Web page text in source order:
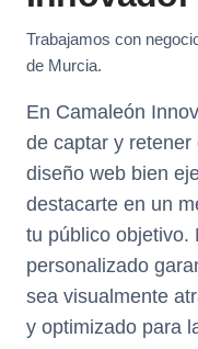
Trabajamos con
de Murcia.
En Camaleón
de captar y retener
diseño web bien
destacarte en un
tu público objetivo.
personalizado
sea visualmente
y optimizado para